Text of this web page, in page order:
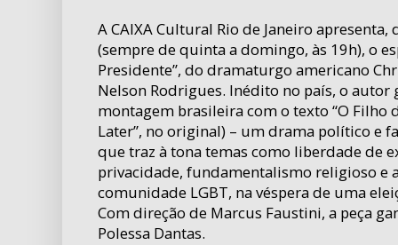
A CAIXA Cultural Rio de Janeiro
(sempre de quinta a domingo, às 19h), o
Presidente”, do dramaturgo americano
Nelson Rodrigues. Inédito no país, o autor
montagem brasileira com o texto “O Filho
Later”, no original) – um drama político e
que traz à tona temas como liberdade de
privacidade, fundamentalismo religioso e
comunidade LGBT, na véspera de uma
Com direção de Marcus Faustini, a peça
Polessa Dantas.